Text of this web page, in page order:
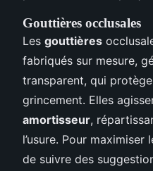
Gouttières occlusales
Les gouttières
fabriqués sur mesure,
transparent, qui
grincement. Elles
amortisseur,
l’usure. Pour
de suivre des